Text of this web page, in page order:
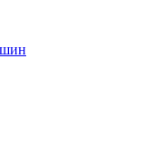
шин